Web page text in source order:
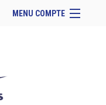
MENU COMPTE